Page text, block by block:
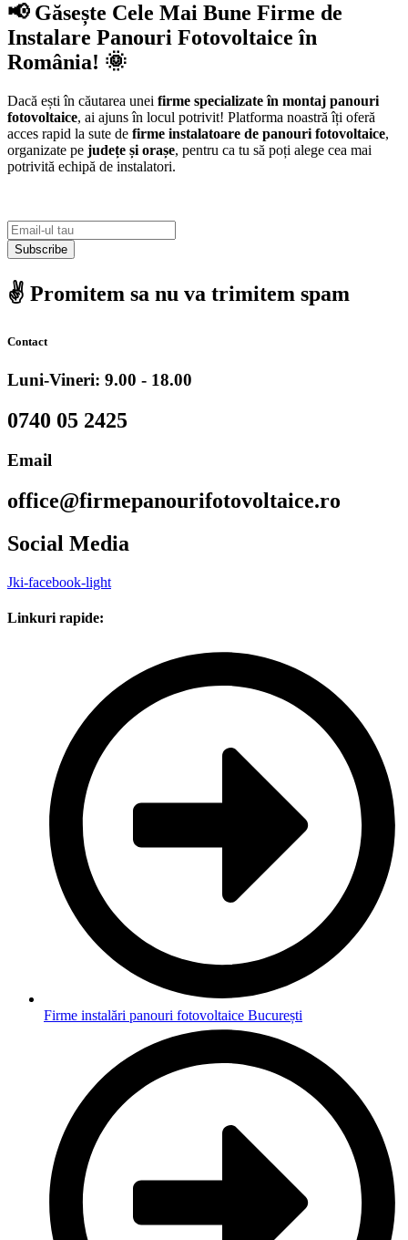
📢 Găsește Cele Mai Bune Firme de
Instalare Panouri Fotovoltaice în
România! 🌞
Dacă ești în căutarea unei firme specializate în montaj panouri
fotovoltaice, ai ajuns în locul potrivit! Platforma noastră îți oferă
acces rapid la sute de firme instalatoare de panouri fotovoltaice,
organizate pe județe și orașe, pentru ca tu să poți alege cea mai
potrivită echipă de instalatori.
Subscribe
✌️ Promitem sa nu va trimitem spam
Contact
Luni-Vineri: 9.00 - 18.00
0740 05 2425
Email
office@firmepanourifotovoltaice.ro
Social Media
Jki-facebook-light
Linkuri rapide:
Firme instalări panouri fotovoltaice București